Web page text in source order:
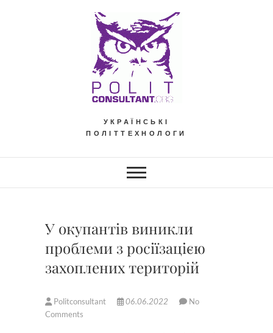
УКРАЇНСЬКІ
ПОЛІТТЕХНОЛОГИ
У окупантів виникли
проблеми з росіїзацією
захоплених територій
Politconsultant 06.06.2022
No
Comments